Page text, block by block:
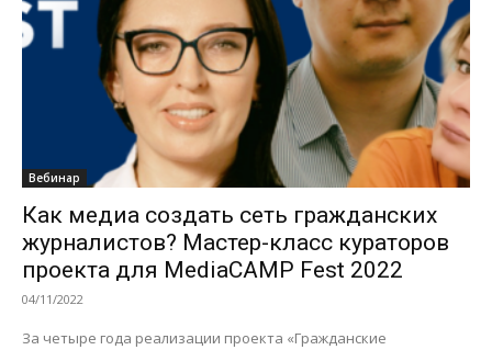
Вебинар
Как медиа создать сеть гражданских
журналистов? Мастер-класс кураторов
проекта для MediaCAMP Fest 2022
04/11/2022
За четыре года реализации проекта «Гражданские